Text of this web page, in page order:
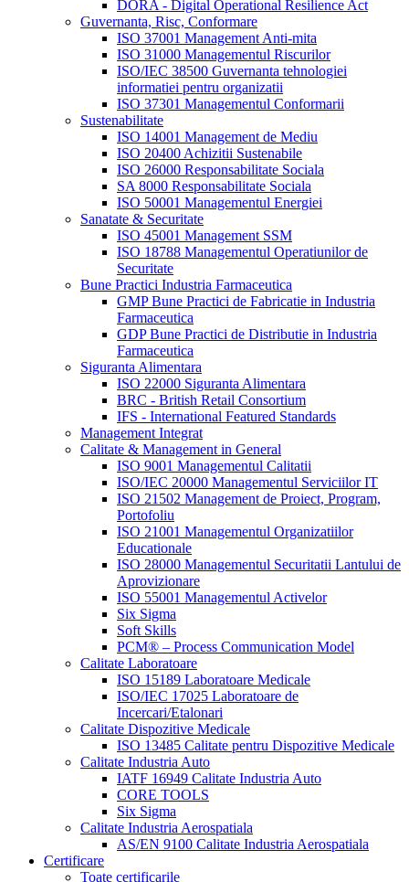
DORA - Digital Operational Resilience Act
Guvernanta, Risc, Conformare
ISO 37001 Management Anti-mita
ISO 31000 Managementul Riscurilor
ISO/IEC 38500 Guvernanta tehnologiei
informatiei pentru organizatii
ISO 37301 Managementul Conformarii
Sustenabilitate
ISO 14001 Management de Mediu
ISO 20400 Achizitii Sustenabile
ISO 26000 Responsabilitate Sociala
SA 8000 Responsabilitate Sociala
ISO 50001 Managementul Energiei
Sanatate & Securitate
ISO 45001 Management SSM
ISO 18788 Managementul Operatiunilor de
Securitate
Bune Practici Industria Farmaceutica
GMP Bune Practici de Fabricatie in Industria
Farmaceutica
GDP Bune Practici de Distributie in Industria
Farmaceutica
Siguranta Alimentara
ISO 22000 Siguranta Alimentara
BRC - British Retail Consortium
IFS - International Featured Standards
Management Integrat
Calitate & Management in General
ISO 9001 Managementul Calitatii
ISO/IEC 20000 Managementul Serviciilor IT
ISO 21502 Management de Proiect, Program,
Portofoliu
ISO 21001 Managementul Organizatiilor
Educationale
ISO 28000 Managementul Securitatii Lantului de
Aprovizionare
ISO 55001 Managementul Activelor
Six Sigma
Soft Skills
PCM® – Process Communication Model
Calitate Laboratoare
ISO 15189 Laboratoare Medicale
ISO/IEC 17025 Laboratoare de
Incercari/Etalonari
Calitate Dispozitive Medicale
ISO 13485 Calitate pentru Dispozitive Medicale
Calitate Industria Auto
IATF 16949 Calitate Industria Auto
CORE TOOLS
Six Sigma
Calitate Industria Aerospatiala
AS/EN 9100 Calitate Industria Aerospatiala
Certificare
Toate certificarile